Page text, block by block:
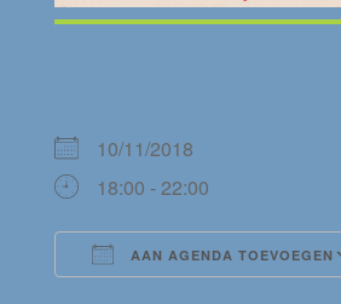
10/11/2018
18:00 - 22:00
AAN AGENDA TOEVOEGEN